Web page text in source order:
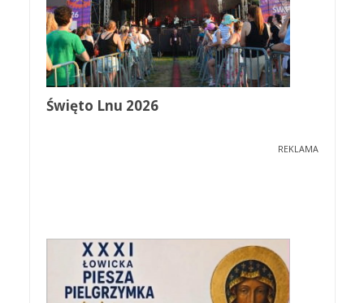
Święto Lnu 2026
REKLAMA